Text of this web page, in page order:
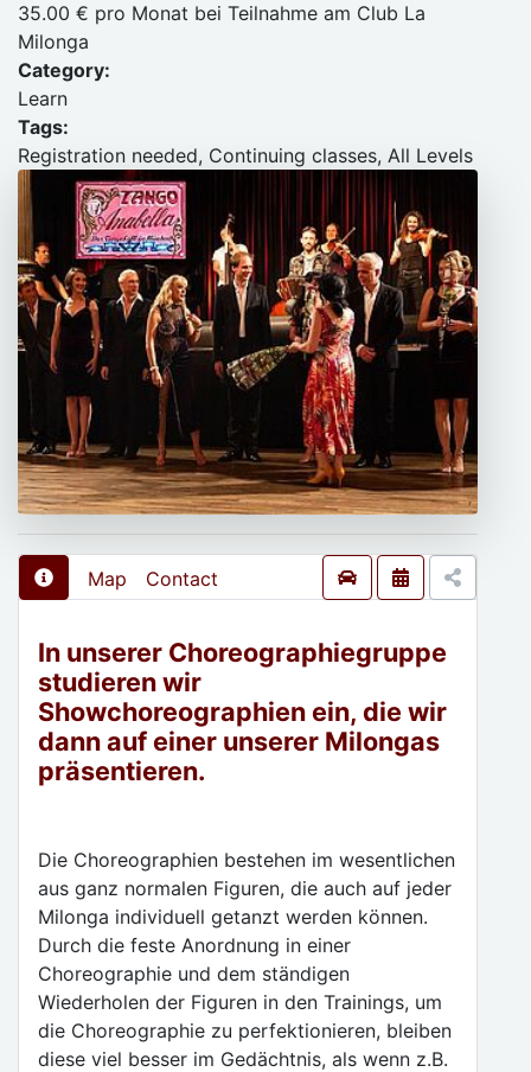
35.00 € pro Monat bei Teilnahme am Club La
Milonga
Category:
Learn
Tags:
Registration needed, Continuing classes, All Levels
Map Contact
In unserer Choreographiegruppe
studieren wir
Showchoreographien ein, die wir
dann auf einer unserer Milongas
präsentieren.
Die Choreographien bestehen im wesentlichen
aus ganz normalen Figuren, die auch auf jeder
Milonga individuell getanzt werden können.
Durch die feste Anordnung in einer
Choreographie und dem ständigen
Wiederholen der Figuren in den Trainings, um
die Choreographie zu perfektionieren, bleiben
diese viel besser im Gedächtnis, als wenn z.B.